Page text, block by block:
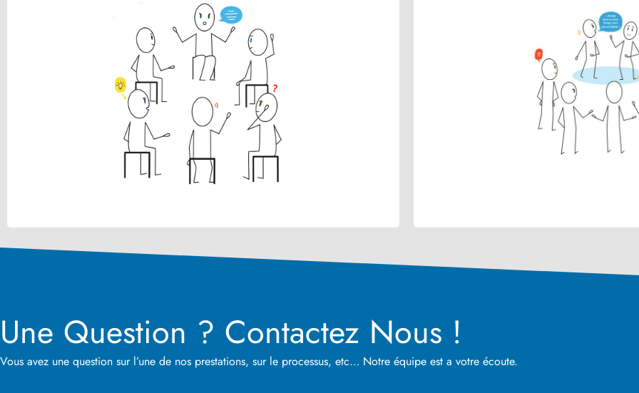
Ateliers et tables rondes pour résoudre
ensemble une problématique.
Une Question ? Contactez Nous !
Vous avez une question sur l’une de nos prestations, sur le processus, etc… Notre équipe est a votre écoute.